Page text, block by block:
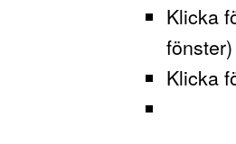
Klicka
fönster)
Klicka